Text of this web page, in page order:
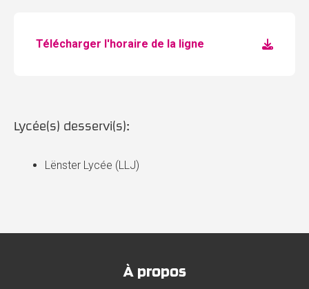
Télécharger l'horaire de la ligne
Lycée(s) desservi(s):
Lënster Lycée (LLJ)
À propos